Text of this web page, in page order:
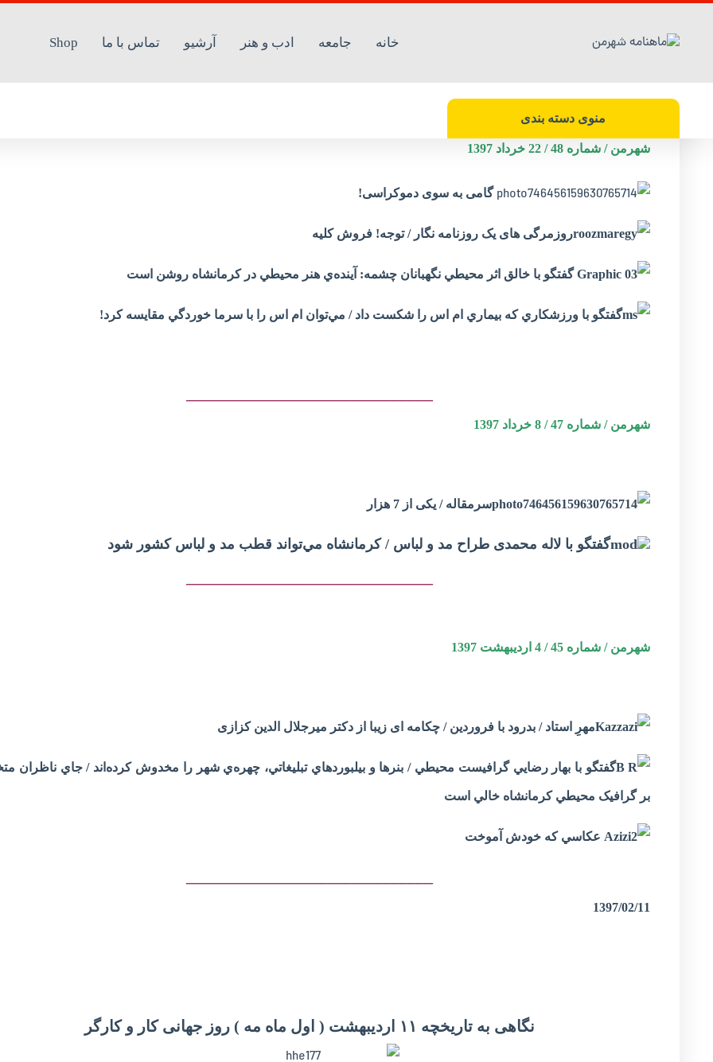
خانه جامعه ادب و هنر آرشیو تماس با ما Shop
منوی دسته بندی
شهرمن / شماره 48 / 22 خرداد 1397
گامی به سوی دموکراسی!
روزمرگی های یک روزنامه نگار / توجه! فروش‌ کليه
گفتگو با خالق اثر محيطي نگهبانان چشمه: آينده‌ي‌ هنر محيطي‌ در کرمانشاه‌ روشن‌ است
گفتگو با ورزشکاري که بيماري ام اس را شکست داد / مي‌توان‌ ام‌ اس‌ را‌ با‌ سرما خوردگي‌ مقايسه‌ کرد!
شهرمن / شماره 47 / 8 خرداد 1397
سرمقاله / یکی از 7 هزار
گفتگو با لاله محمدی طراح مد و لباس / کرمانشاه‌ مي‌تواند‌ قطب‌ مد و لباس‌ کشور شود
شهرمن / شماره 45 / 4 اردیبهشت 1397
مهرِ استاد / بدرود با فروردين / چکامه ای زیبا از دکتر میرجلال الدین کزازی
گفتگو با بهار رضايي گرافيست محيطي / بنرها و بيلبوردهاي‌ تبليغاتي، چهره‌ي‌ شهر را مخدوش‌ کرده‌اند / جاي‌ ناظران‌
بر گرافيک‌ محيطي‌ کرمانشاه‌ خالي‌ است
عکاسي‌ که‌ خودش‌ آموخت
1397/02/11
نگاهی به تاریخچه ۱۱ اردیبهشت ( اول ماه مه ) روز جهانی کار و کارگر